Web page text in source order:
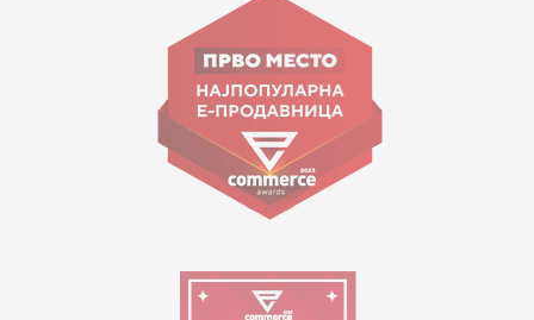
ул. Гоце Николовски бр.74 Скопје
contact@mytime.mk
Работно време:
09:00 до 17:00